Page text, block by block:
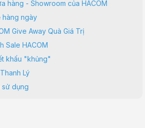
hàng - Showroom của HACOM
hàng ngày
Give Away Quà Giá Trị
Sale HACOM
khấu "khủng"
Lý
sử dụng